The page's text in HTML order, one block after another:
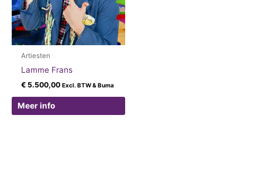
Artiesten
Lamme Frans
€ 5.500,00 Excl. BTW & Buma
Meer info